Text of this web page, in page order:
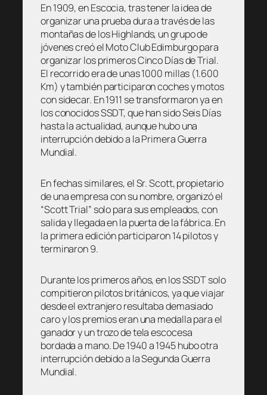
En 1909, en Escocia, tras tener la idea de
organizar una prueba dura a través de las
montañas de los Highlands, un grupo de
jóvenes creó el Moto Club Edimburgo para
organizar los primeros Cinco Días de Trial.
El recorrido era de unas 1000 millas (1.600
Km) y también participaron coches y motos
con sidecar. En 1911 se transformaron ya en
los conocidos SSDT, que han sido Seis Días
hasta la actualidad, aunque hubo una
interrupción debido a la Primera Guerra
Mundial.
En fechas similares, el Sr. Scott, propietario
de una empresa con su nombre, organizó el
“Scott Trial” solo para sus empleados, con
salida y llegada en la puerta de la fábrica. En
la primera edición participaron 14 pilotos y
terminaron 9.
Durante los primeros años, en los SSDT solo
compitieron pilotos británicos, ya que viajar
desde el extranjero resultaba demasiado
caro y los premios eran una medalla para el
ganador y un trozo de tela escocesa
bordada a mano. De 1940 a 1945 hubo otra
interrupción debido a la Segunda Guerra
Mundial.